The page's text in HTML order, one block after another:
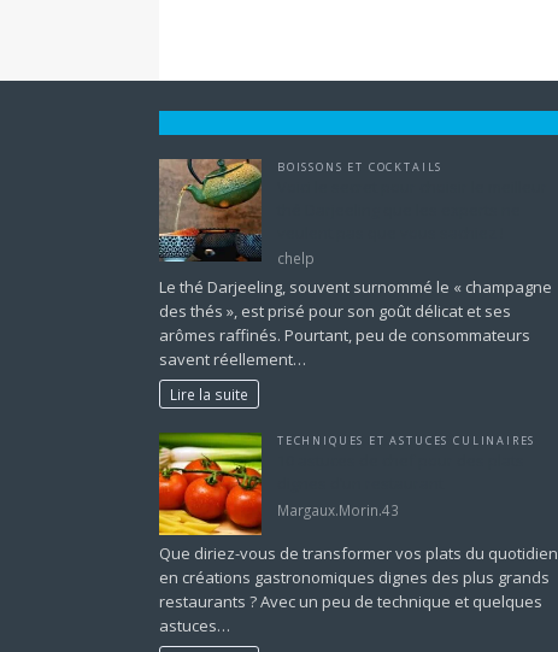
BOISSONS ET COCKTAILS
chelp
Le thé Darjeeling, souvent surnommé le « champagne
des thés », est prisé pour son goût délicat et ses
arômes raffinés. Pourtant, peu de consommateurs
savent réellement…
Lire la suite
TECHNIQUES ET ASTUCES CULINAIRES
Margaux.Morin.43
Que diriez-vous de transformer vos plats du quotidien
en créations gastronomiques dignes des plus grands
restaurants ? Avec un peu de technique et quelques
astuces…